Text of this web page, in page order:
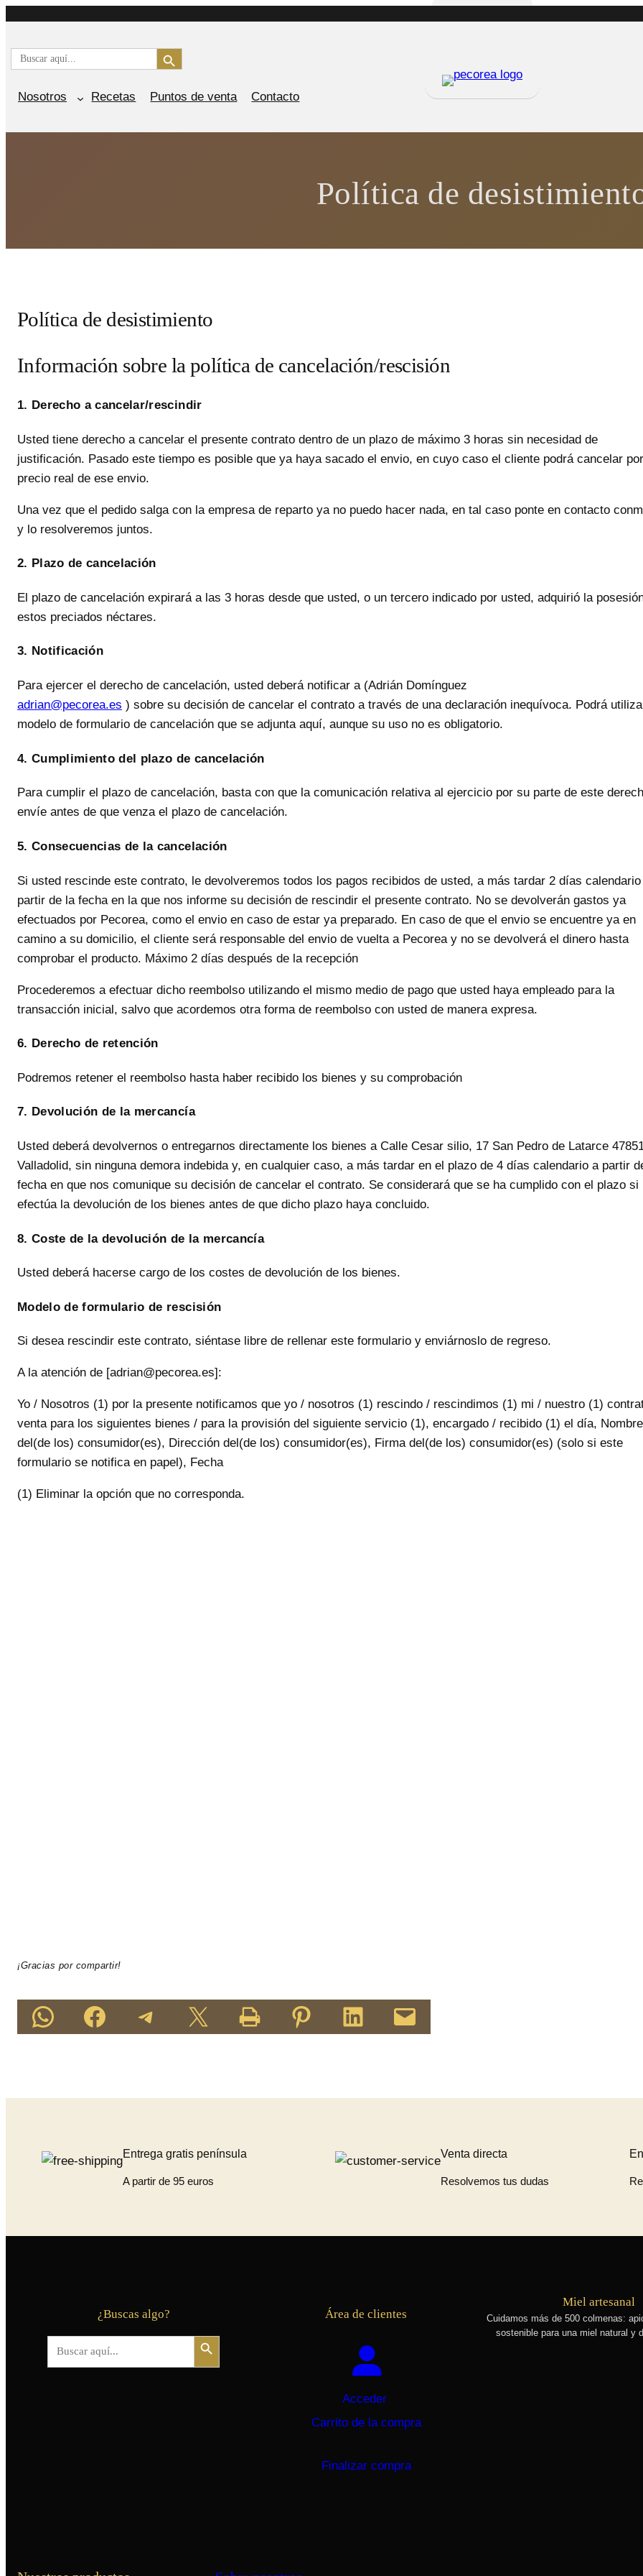
contenido
Buscar: Botón de búsqueda
Nosotros Recetas Puntos de venta Contacto
Política de
Política de desistimiento
Información sobre la política de cancelación/rescisión
1. Derecho a cancelar/rescindir
Usted tiene derecho a cancelar el presente contrato dentro de un plazo de máximo 3 horas sin necesidad de
justificación. Pasado este tiempo es posible que ya haya sacado el envio, en cuyo caso el cliente podrá cancelar
precio real de ese envio.
Una vez que el pedido salga con la empresa de reparto ya no puedo hacer nada, en tal caso ponte en contacto
y lo resolveremos juntos.
2. Plazo de cancelación
El plazo de cancelación expirará a las 3 horas desde que usted, o un tercero indicado por usted, adquirió la
estos preciados néctares.
3. Notificación
Para ejercer el derecho de cancelación, usted deberá notificar a (Adrián Domínguez
adrian@pecorea.es ) sobre su decisión de cancelar el contrato a través de una declaración inequívoca. Podrá
modelo de formulario de cancelación que se adjunta aquí, aunque su uso no es obligatorio.
4. Cumplimiento del plazo de cancelación
Para cumplir el plazo de cancelación, basta con que la comunicación relativa al ejercicio por su parte de este
envíe antes de que venza el plazo de cancelación.
5. Consecuencias de la cancelación
Si usted rescinde este contrato, le devolveremos todos los pagos recibidos de usted, a más tardar 2 días
partir de la fecha en la que nos informe su decisión de rescindir el presente contrato. No se devolverán gastos ya
efectuados por Pecorea, como el envio en caso de estar ya preparado. En caso de que el envio se encuentre ya en
camino a su domicilio, el cliente será responsable del envio de vuelta a Pecorea y no se devolverá el dinero hasta
comprobar el producto. Máximo 2 días después de la recepción
Procederemos a efectuar dicho reembolso utilizando el mismo medio de pago que usted haya empleado para la
transacción inicial, salvo que acordemos otra forma de reembolso con usted de manera expresa.
6. Derecho de retención
Podremos retener el reembolso hasta haber recibido los bienes y su comprobación
7. Devolución de la mercancía
Usted deberá devolvernos o entregarnos directamente los bienes a Calle Cesar silio, 17 San Pedro de Latarce
Valladolid, sin ninguna demora indebida y, en cualquier caso, a más tardar en el plazo de 4 días calendario a partir
fecha en que nos comunique su decisión de cancelar el contrato. Se considerará que se ha cumplido con el plazo si
efectúa la devolución de los bienes antes de que dicho plazo haya concluido.
8. Coste de la devolución de la mercancía
Usted deberá hacerse cargo de los costes de devolución de los bienes.
Modelo de formulario de rescisión
Si desea rescindir este contrato, siéntase libre de rellenar este formulario y enviárnoslo de regreso.
A la atención de [adrian@pecorea.es]:
Yo / Nosotros (1) por la presente notificamos que yo / nosotros (1) rescindo / rescindimos (1) mi / nuestro (1)
venta para los siguientes bienes / para la provisión del siguiente servicio (1), encargado / recibido (1) el día, Nombre
del(de los) consumidor(es), Dirección del(de los) consumidor(es), Firma del(de los) consumidor(es) (solo si este
formulario se notifica en papel), Fecha
(1) Eliminar la opción que no corresponda.
¡Gracias por compartir!
Compartir en WhatsAppCompartirCompartir en Telegram Imprime esta página Compartir en PinterestCompartir en LinkedInEnvía esta página por correo electrónico
Entrega gratis península
A partir de 95 euros
Venta directa
Resolvemos tus dudas
¿Buscas algo?
Buscar:
Botón de búsqueda
Área de clientes
Acceder
Carrito de la compra
Finalizar compra
Miel artesanal
Cuidamos más de 500 colmenas:
sostenible para una miel natural y